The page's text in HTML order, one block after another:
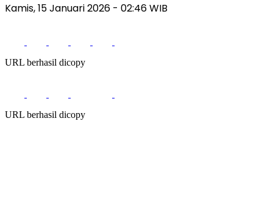
Kamis, 15 Januari 2026 - 02:46 WIB
URL berhasil dicopy
URL berhasil dicopy